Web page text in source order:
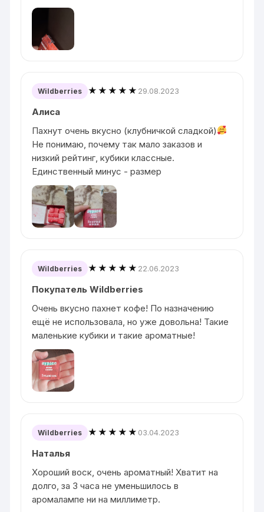
Wildberries ★★★★★ 29.08.2023
Алиса
Пахнут очень вкусно (клубничкой сладкой)
Не понимаю, почему так мало заказов и
низкий рейтинг, кубики классные.
Единственный минус - размер
Wildberries ★★★★★ 22.06.2023
Покупатель Wildberries
Очень вкусно пахнет кофе! По назначению
ещё не использовала, но уже довольна! Такие
маленькие кубики и такие ароматные!
Wildberries ★★★★★ 03.04.2023
Наталья
Хороший воск, очень ароматный! Хватит на
долго, за 3 часа не уменьшилось в
аромалампе ни на миллиметр.